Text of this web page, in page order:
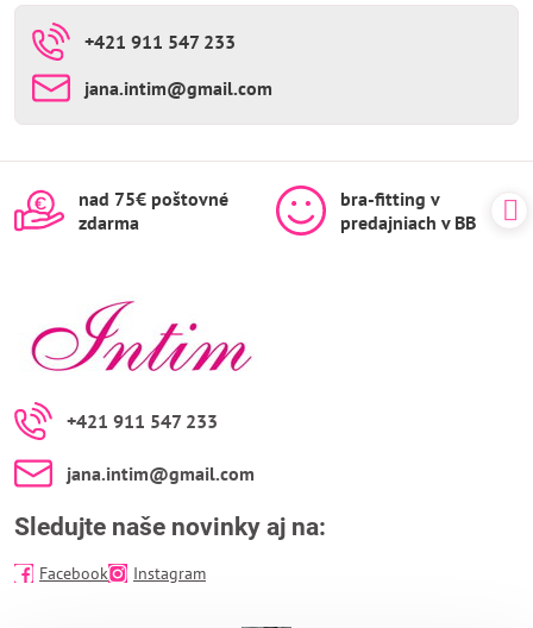
+421 911 547 233
jana​.intim​@gmail​.com
nad 75€ poštovné
zdarma
bra-fitting v
predajniach v BB
+421 911 547 233
jana​.intim​@gmail​.com
Sledujte naše novinky aj na:
Facebook Instagram